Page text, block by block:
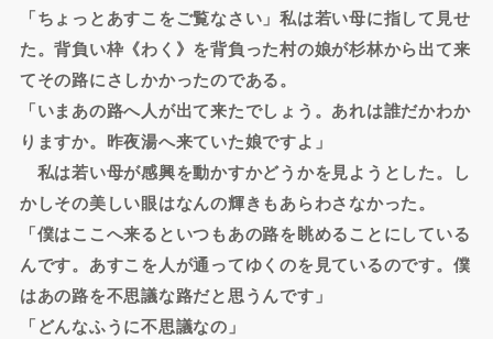
「ちょっとあすこをご覧なさい」私は若い母に指して見せ
た。背負い枠《わく》を背負った村の娘が杉林から出て来
てその路にさしかかったのである。
「いまあの路へ人が出て来たでしょう。あれは誰だかわか
りますか。昨夜湯へ来ていた娘ですよ」
私は若い母が感興を動かすかどうかを見ようとした。し
かしその美しい眼はなんの輝きもあらわさなかった。
「僕はここへ来るといつもあの路を眺めることにしている
んです。あすこを人が通ってゆくのを見ているのです。僕
はあの路を不思議な路だと思うんです」
「どんなふうに不思議なの」